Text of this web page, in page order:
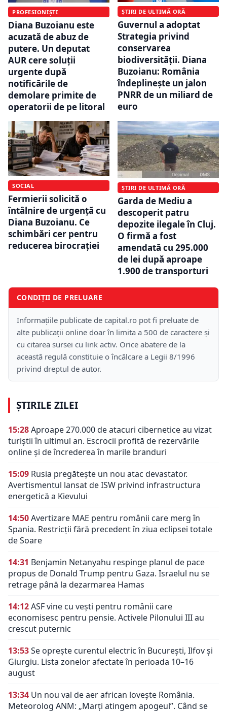
PROFESIONIȘTI
Diana Buzoianu este
acuzată de abuz de
putere. Un deputat
AUR cere soluții
urgente după
notificările de
demolare primite de
operatorii de pe litoral
ȘTIRI DE ULTIMĂ ORĂ
Guvernul a adoptat
Strategia privind
conservarea
biodiversității. Diana
Buzoianu: România
îndeplinește un jalon
PNRR de un miliard de
euro
SOCIAL
Fermierii solicită o
întâlnire de urgență cu
Diana Buzoianu. Ce
schimbări cer pentru
reducerea birocrației
ȘTIRI DE ULTIMĂ ORĂ
Garda de Mediu a
descoperit patru
depozite ilegale în Cluj.
O firmă a fost
amendată cu 295.000
de lei după aproape
1.900 de transporturi
CONDIȚII DE PRELUARE
Informațiile publicate de capital.ro pot fi preluate de
alte publicații online doar în limita a 500 de caractere și
cu citarea sursei cu link activ. Orice abatere de la
această regulă constituie o încălcare a Legii 8/1996
privind dreptul de autor.
ȘTIRILE ZILEI
15:28Aproape 270.000 de atacuri cibernetice au vizat
turiștii în ultimul an. Escrocii profită de rezervările
online și de încrederea în marile branduri
15:09 Rusia pregătește un nou atac devastator.
Avertismentul lansat de ISW privind infrastructura
energetică a Kievului
14:50Avertizare MAE pentru românii care merg în
Spania. Restricții fără precedent în ziua eclipsei totale
de Soare
14:31 Benjamin Netanyahu respinge planul de pace
propus de Donald Trump pentru Gaza. Israelul nu se
retrage până la dezarmarea Hamas
14:12ASF vine cu vești pentru românii care
economisesc pentru pensie. Activele Pilonului III au
crescut puternic
13:53Se oprește curentul electric în București, Ilfov și
Giurgiu. Lista zonelor afectate în perioada 10–16
august
13:34 Un nou val de aer african lovește România.
Meteorolog ANM: „Marți atingem apogeul”. Când se